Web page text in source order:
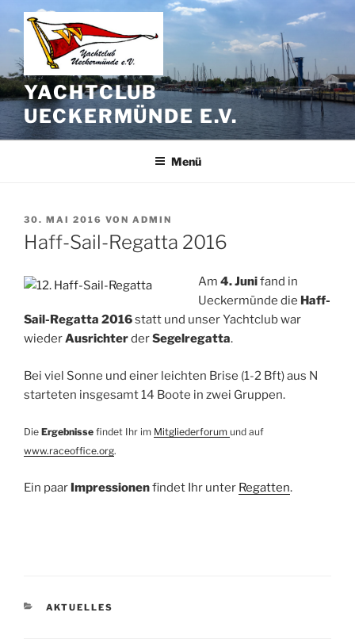
Zum
Inhalt
springen
YACHTCLUB
UECKERMÜNDE E.V.
Menü
VERÖFFENTLICHT
AM
30. MAI 2016 VON ADMIN
Haff-Sail-Regatta 2016
Am 4. Junifand in
Ueckermünde die Haff-
Sail-Regatta 2016statt und unser Yachtclub war
wiederAusrichterderSegelregatta.
Bei viel Sonne und einer leichten Brise (1-2 Bft) aus N
starteten insgesamt 14 Boote in zwei Gruppen.
Die Ergebnisse findet Ihr im Mitgliederforum und auf
www.raceoffice.org.
Ein paar Impressionenfindet Ihr unter Regatten.
KATEGORIEN
AKTUELLES